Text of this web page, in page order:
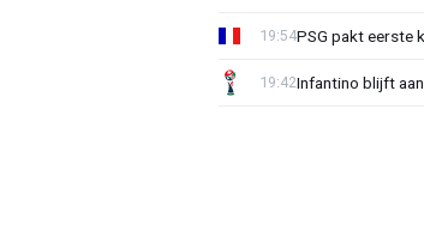
PSG pakt eerste
19:54
Infantino blijft
19:42